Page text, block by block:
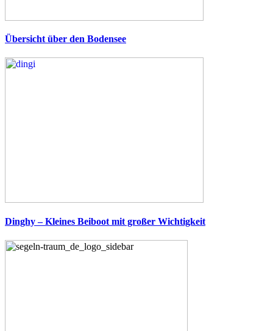
Übersicht über den Bodensee
Dinghy – Kleines Beiboot mit großer Wichtigkeit